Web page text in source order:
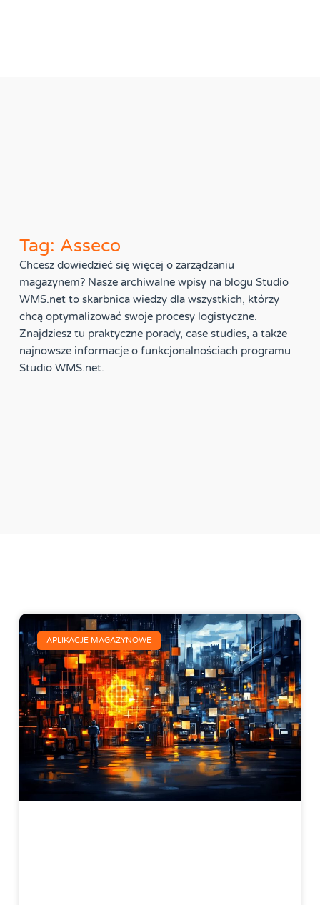
Tag: Asseco
Chcesz dowiedzieć się więcej o zarządzaniu
magazynem? Nasze archiwalne wpisy na blogu Studio
WMS.net to skarbnica wiedzy dla wszystkich, którzy
chcą optymalizować swoje procesy logistyczne.
Znajdziesz tu praktyczne porady, case studies, a także
najnowsze informacje o funkcjonalnościach programu
Studio WMS.net.
APLIKACJE MAGAZYNOWE